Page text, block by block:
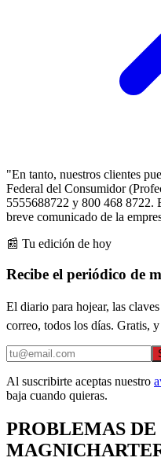
"En tanto, nuestros clientes
Federal del Consumidor
5555688722 y 800 468 8722.
breve comunicado de la
📰 Tu edición de hoy
Recibe el periódico de
El diario para hojear, las
correo, todos los días. Gratis,
Al suscribirte aceptas nuestro
baja cuando quieras.
PROBLEMAS